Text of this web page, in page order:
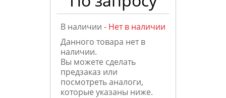
В наличии - Нет в наличии
Данного товара нет в
наличии.
Вы можете сделать
предзаказ или
посмотреть аналоги,
которые указаны ниже.